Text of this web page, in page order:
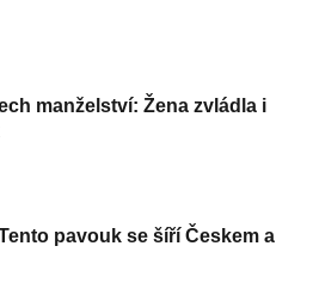
manželství: Žena zvládla i
pavouk se šíří Českem a